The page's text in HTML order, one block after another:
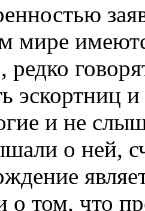
мире
редко
эскортниц
и не
о ней,
том, что